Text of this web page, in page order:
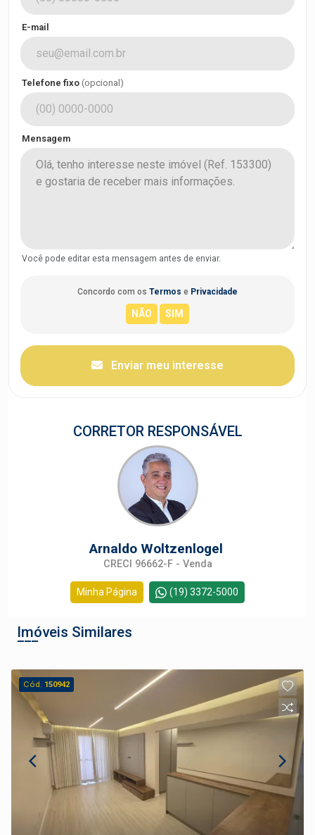
E-mail
Telefone fixo (opcional)
Mensagem
Você pode editar esta mensagem antes de enviar.
Concordo com os Termos e Privacidade
Enviar meu interesse
CORRETOR RESPONSÁVEL
Arnaldo Woltzenlogel
CRECI 96662-F - Venda
Minha Página (19) 3372-5000
Imóveis Similares
Cód. 150942